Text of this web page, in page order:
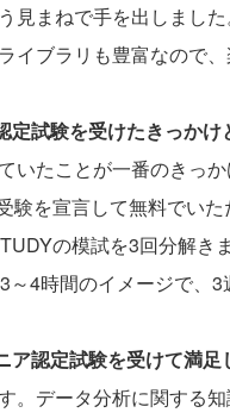
見まねで手を出しました
イブラリも豊富なので、
試験を受けたきっかけ
いたことが一番のきっか
験を宣言して無料でい
の模試を3回分解きま
4時間のイメージで、3
認定試験を受けて満足
。データ分析に関する